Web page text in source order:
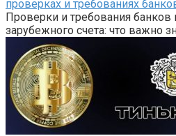
проверках и требованиях
Проверки и требования банков
зарубежного счета: что важно